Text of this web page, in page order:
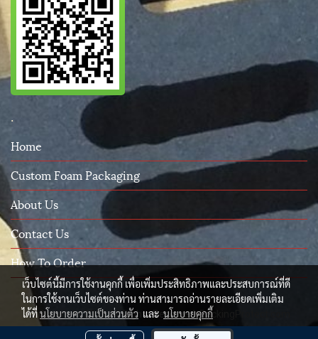
.
Home
Custom Foam Packaging
About Us
Contact Us
How To Order
© Copyright 2015 All Rights Reserved. PackingProtect.com
เว็บไซต์นี้มีการใช้งานคุกกี้ เพื่อเพิ่มประสิทธิภาพและประสบการณ์ที่ดี
ในการใช้งานเว็บไซต์ของท่าน ท่านสามารถอ่านรายละเอียดเพิ่มเติม
ได้ที่นโยบายความเป็นส่วนตัว และ นโยบายคุกกี้